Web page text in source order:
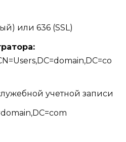
или 636 (SSL)
учетной записи